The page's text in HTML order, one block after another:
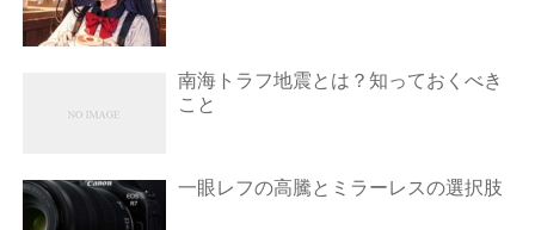
南海トラフ地震とは？知っておくべき
こと
一眼レフの高騰とミラーレスの選択肢